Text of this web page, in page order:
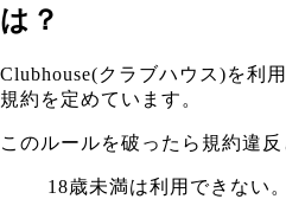
は？
Clubhouse(クラブハウス)を利
規約を定めています。
このルールを破ったら規約違反
18歳未満は利用できない。